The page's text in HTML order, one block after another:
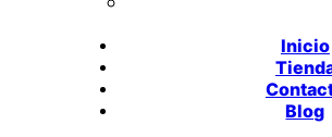
Inicio
Blog